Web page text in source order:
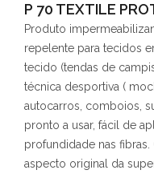
P 70 TEXTILE
Produto
repelente para tecidos
tecido (tendas de
técnica desportiva (
autocarros, comboios,
pronto a usar, fácil de
profundidade nas
aspecto original da